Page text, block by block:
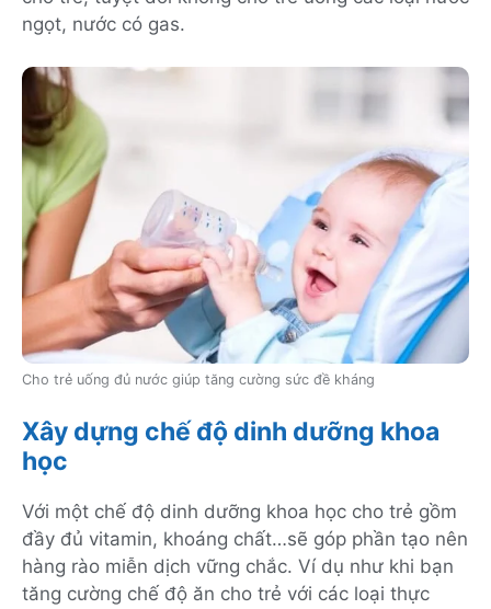
ngọt, nước có gas.
Cho trẻ uống đủ nước giúp tăng cường sức đề kháng
Xây dựng chế độ dinh dưỡng khoa
học
Với một chế độ dinh dưỡng khoa học cho trẻ gồm
đầy đủ vitamin, khoáng chất…sẽ góp phần tạo nên
hàng rào miễn dịch vững chắc. Ví dụ như khi bạn
tăng cường chế độ ăn cho trẻ với các loại thực